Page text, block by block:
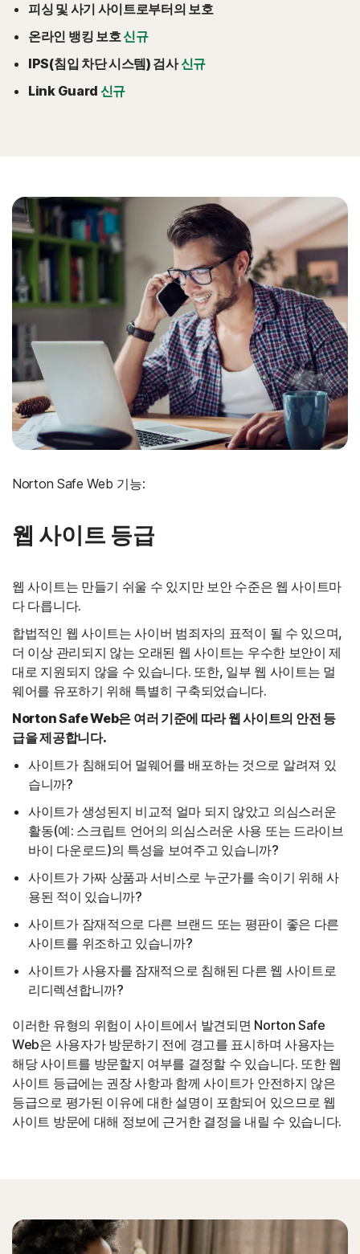
피싱 및 사기 사이트로부터의 보호
온라인 뱅킹 보호신규
IPS(침입 차단 시스템) 검사신규
Link Guard 신규
Norton Safe Web 기능:
웹 사이트 등급
웹 사이트는 만들기 쉬울 수 있지만 보안 수준은 웹 사이트마
다 다릅니다.
합법적인 웹 사이트는 사이버 범죄자의 표적이 될 수 있으며,
더 이상 관리되지 않는 오래된 웹 사이트는 우수한 보안이 제
대로 지원되지 않을 수 있습니다. 또한, 일부 웹 사이트는 멀
웨어를 유포하기 위해 특별히 구축되었습니다.
Norton Safe Web은 여러 기준에 따라 웹 사이트의 안전 등
급을 제공합니다.
사이트가 침해되어 멀웨어를 배포하는 것으로 알려져 있
습니까?
사이트가 생성된지 비교적 얼마 되지 않았고 의심스러운
활동(예: 스크립트 언어의 의심스러운 사용 또는 드라이브
바이 다운로드)의 특성을 보여주고 있습니까?
사이트가 가짜 상품과 서비스로 누군가를 속이기 위해 사
용된 적이 있습니까?
사이트가 잠재적으로 다른 브랜드 또는 평판이 좋은 다른
사이트를 위조하고 있습니까?
사이트가 사용자를 잠재적으로 침해된 다른 웹 사이트로
리디렉션합니까?
이러한 유형의 위험이 사이트에서 발견되면 Norton Safe
Web은 사용자가 방문하기 전에 경고를 표시하며 사용자는
해당 사이트를 방문할지 여부를 결정할 수 있습니다. 또한 웹
사이트 등급에는 권장 사항과 함께 사이트가 안전하지 않은
등급으로 평가된 이유에 대한 설명이 포함되어 있으므로 웹
사이트 방문에 대해 정보에 근거한 결정을 내릴 수 있습니다.